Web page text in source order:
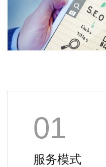
01
服务模式